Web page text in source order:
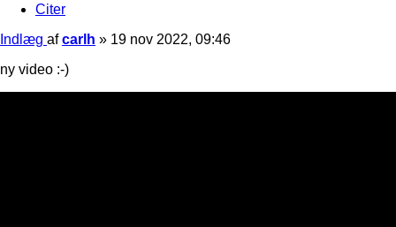
Citer
Indlæg afcarlh » 19 nov 2022, 09:46
ny video :-)